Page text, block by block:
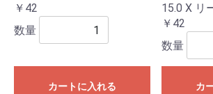
￥42
数量
カートに入れる
15.0 X リ
￥42
数量
カ